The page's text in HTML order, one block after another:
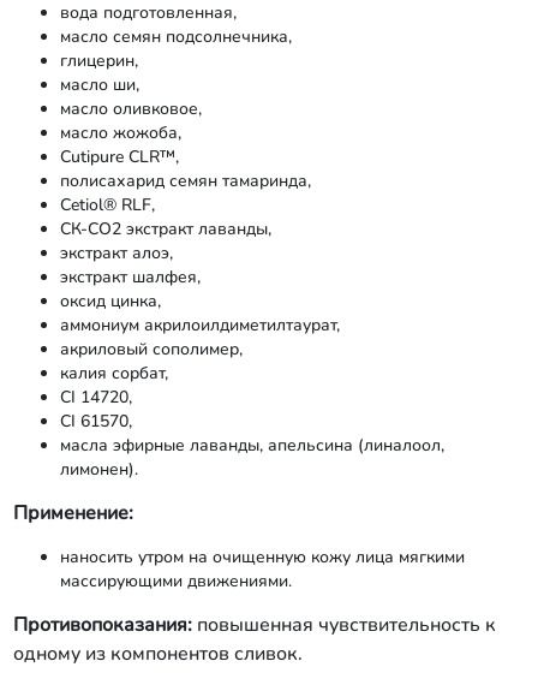
вода подготовленная,
масло семян подсолнечника,
глицерин,
масло ши,
масло оливковое,
масло жожоба,
Cutipure CLR™,
полисахарид семян тамаринда,
Cetiol® RLF,
СК-СО2 экстракт лаванды,
экстракт алоэ,
экстракт шалфея,
оксид цинка,
аммониум акрилоилдиметилтаурат,
акриловый сополимер,
калия сорбат,
CI 14720,
CI 61570,
масла эфирные лаванды, апельсина (линалоол,
лимонен).
Применение:
наносить утром на очищенную кожу лица мягкими
массирующими движениями.
Противопоказания: повышенная чувствительность к
одному из компонентов сливок.